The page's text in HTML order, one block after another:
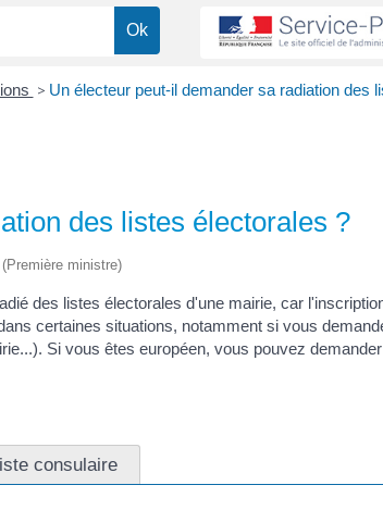
> Un électeur peut-il demander sa radiation des
des listes électorales ?
ministre)
des listes électorales d'une mairie, car
certaines situations, notamment si vous
Si vous êtes européen, vous pouvez
consulaire